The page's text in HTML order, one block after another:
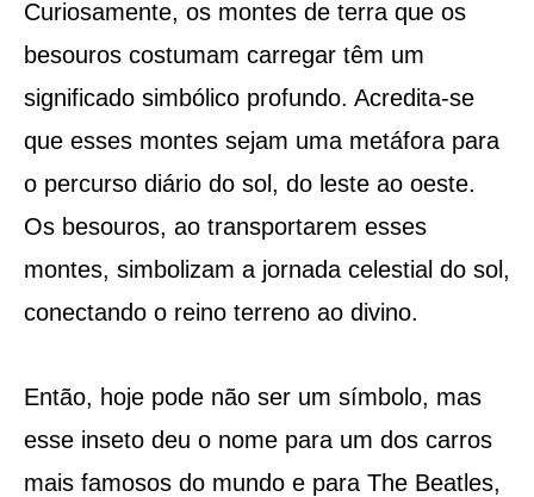
Curiosamente, os montes de terra que os
besouros costumam carregar têm um
significado simbólico profundo. Acredita-se
que esses montes sejam uma metáfora para
o percurso diário do sol, do leste ao oeste.
Os besouros, ao transportarem esses
montes, simbolizam a jornada celestial do sol,
conectando o reino terreno ao divino.
Então, hoje pode não ser um símbolo, mas
esse inseto deu o nome para um dos carros
mais famosos do mundo e para The Beatles,